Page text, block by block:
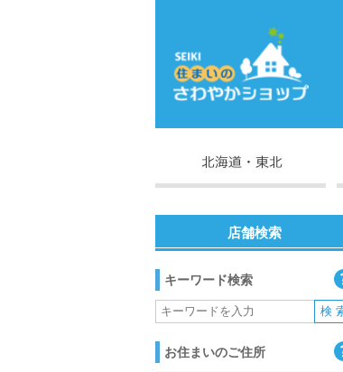
店舗検索
キーワード検索
お住まいのご住所